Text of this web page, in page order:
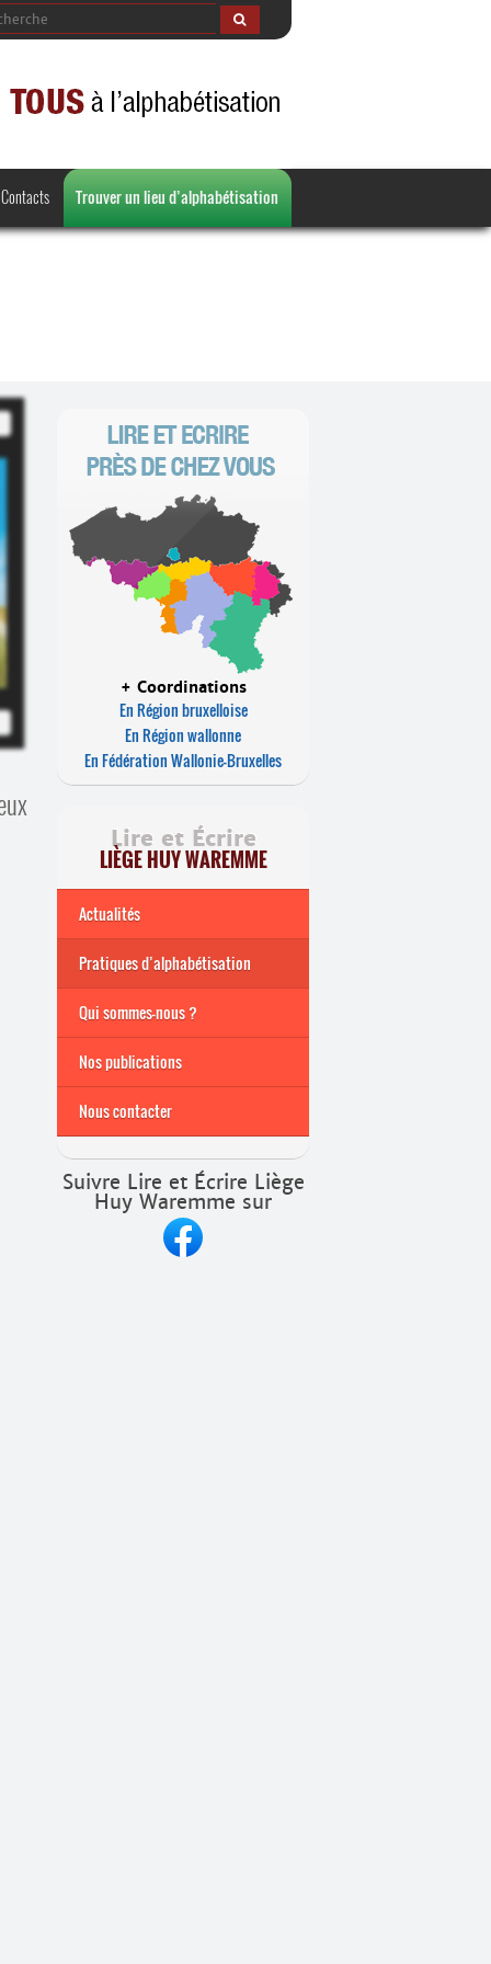
Contacts Trouver un lieu d’alphabétisation
+ Coordinations
En Région bruxelloise
En Région wallonne
En Fédération Wallonie-Bruxelles
Lire et Écrire
LIÈGE HUY WAREMME
Actualités
Pratiques d’alphabétisation
Archives
Formations continuées
2026-2027
Qui sommes-nous ?
Nos publications
Nous contacter
Suivre Lire et Écrire Liège
Huy Waremme sur